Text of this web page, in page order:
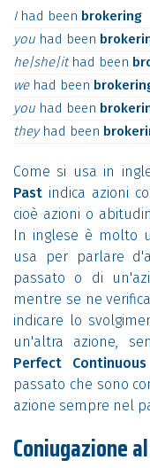
I had been brokering
you had been
he|she|it had been
we had been
you had been
they had been
Come si usa in
Past indica azioni
cioè azioni o
In inglese è molto
usa per parlare
passato o di
mentre se ne
indicare lo
un'altra azione,
Perfect Continuous
passato che sono
azione sempre nel
Coniugazione